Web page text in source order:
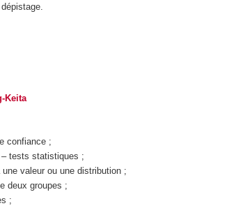
Keita
confiance ;
tests statistiques ;
valeur ou une distribution ;
deux groupes ;
;